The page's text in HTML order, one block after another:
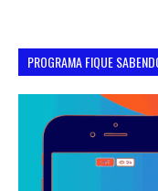
PROGRAMA FIQUE